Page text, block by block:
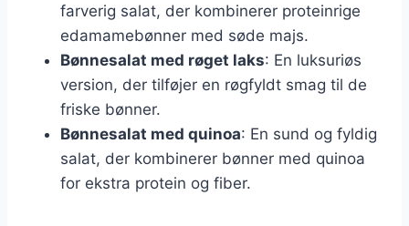
farverig salat, der kombinerer proteinrige
edamamebønner med søde majs.
Bønnesalat med røget laks: En luksuriøs
version, der tilføjer en røgfyldt smag til de
friske bønner.
Bønnesalat med quinoa: En sund og fyldig
salat, der kombinerer bønner med quinoa
for ekstra protein og fiber.